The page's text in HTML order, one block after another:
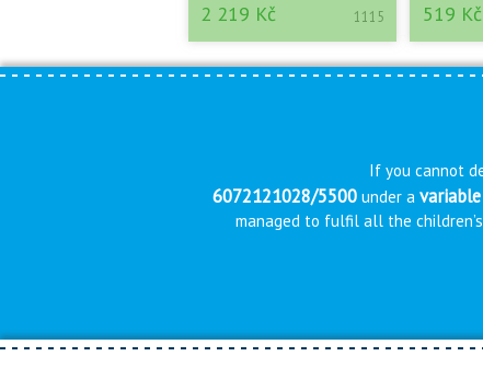
2 219 Kč 1115 519 Kč
If you cannot
6072121028/5500 under a
managed to fulfil all the